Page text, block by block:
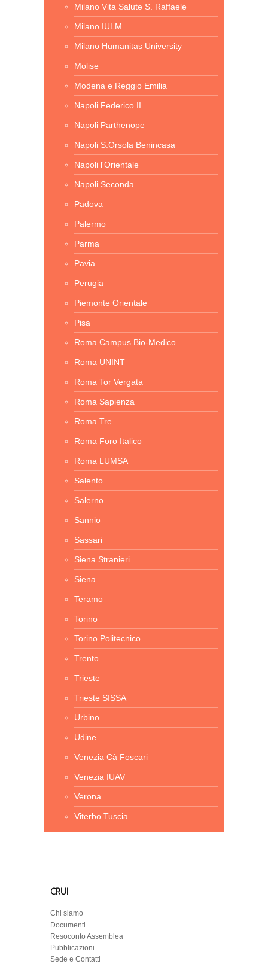
Milano Vita Salute S. Raffaele
Milano IULM
Milano Humanitas University
Molise
Modena e Reggio Emilia
Napoli Federico II
Napoli Parthenope
Napoli S.Orsola Benincasa
Napoli l'Orientale
Napoli Seconda
Padova
Palermo
Parma
Pavia
Perugia
Piemonte Orientale
Pisa
Roma Campus Bio-Medico
Roma UNINT
Roma Tor Vergata
Roma Sapienza
Roma Tre
Roma Foro Italico
Roma LUMSA
Salento
Salerno
Sannio
Sassari
Siena Stranieri
Siena
Teramo
Torino
Torino Politecnico
Trento
Trieste
Trieste SISSA
Urbino
Udine
Venezia Cà Foscari
Venezia IUAV
Verona
Viterbo Tuscia
CRUI
Chi siamo
Documenti
Resoconto Assemblea
Pubblicazioni
Sede e Contatti